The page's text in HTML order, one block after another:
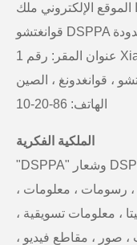
عنوان المقر: رقم 1 Xiahe الطريق ، مدينة جيانغجاو ، حي
، قوانغدونغ ، الصين
الهاتف: 86-20-10
الملكية الفكرية
"DSPPA" وشعار DSPPA وأي منتج آخر DSPPA أو معلومات
رسومات ، معلومات ،
، معلومات تسويقية ،
، صور ، مقاطع فيديو ،